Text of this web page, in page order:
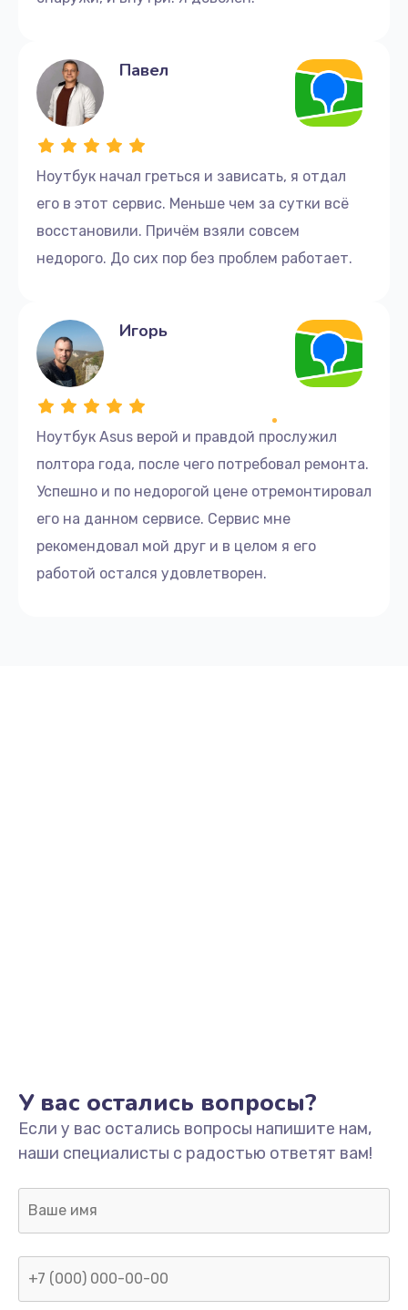
Ноутбук начал греться и зависать, я отдал
его в этот сервис. Меньше чем за сутки всё
восстановили. Причём взяли совсем
недорого. До сих пор без проблем работает.
Павел
Ноутбук Asus верой и правдой прослужил
полтора года, после чего потребовал ремонта.
Успешно и по недорогой цене отремонтировал
его на данном сервисе. Сервис мне
рекомендовал мой друг и в целом я его
работой остался удовлетворен.
Игорь
У вас остались вопросы?
Если у вас остались вопросы напишите нам,
наши специалисты с радостью ответят вам!